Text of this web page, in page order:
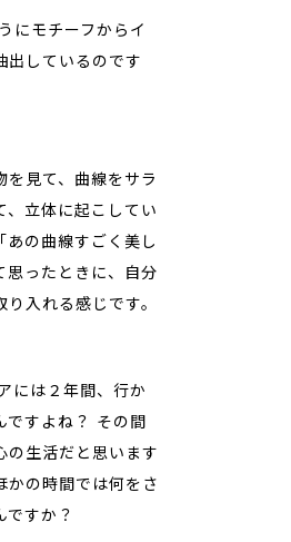
にモチーフからイ
出しているのです
見て、曲線をサラ
、立体に起こしてい
あの曲線すごく美し
思ったときに、自分
り入れる感じです。
には２年間、行か
ですよね？ その間
の生活だと思います
かの時間では何をさ
ですか？